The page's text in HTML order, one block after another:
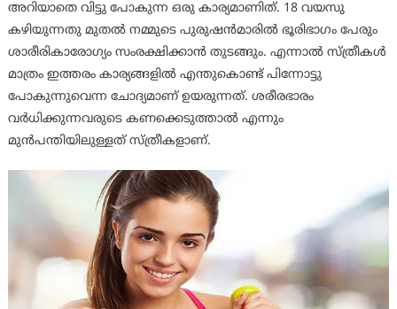
അറിയാതെ വിട്ടു പോകുന്ന ഒരു കാര്യമാണിത്. 18 വയസു
കഴിയുന്നതു മുതല്‍ നമ്മുടെ പുരുഷന്‍മാരില്‍ ഭൂരിഭാഗം പേരും
ശാരീരികാരോഗ്യം സംരക്ഷിക്കാന്‍ തുടങ്ങും. എന്നാല്‍ സ്ത്രീകള്‍
മാത്രം ഇത്തരം കാര്യങ്ങളില്‍ എന്തുകൊണ്ട് പിന്നോട്ടു
പോകുന്നുവെന്ന ചോദ്യമാണ് ഉയരുന്നത്. ശരീരഭാരം
വര്‍ധിക്കുന്നവരുടെ കണക്കെടുത്താല്‍ എന്നും
മുന്‍പന്തിയിലുള്ളത് സ്ത്രീകളാണ്.